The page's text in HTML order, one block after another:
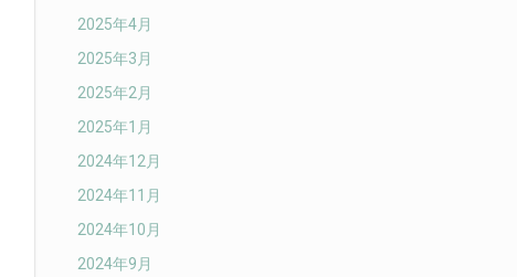
2025年4月
2025年3月
2025年2月
2025年1月
2024年12月
2024年11月
2024年10月
2024年9月